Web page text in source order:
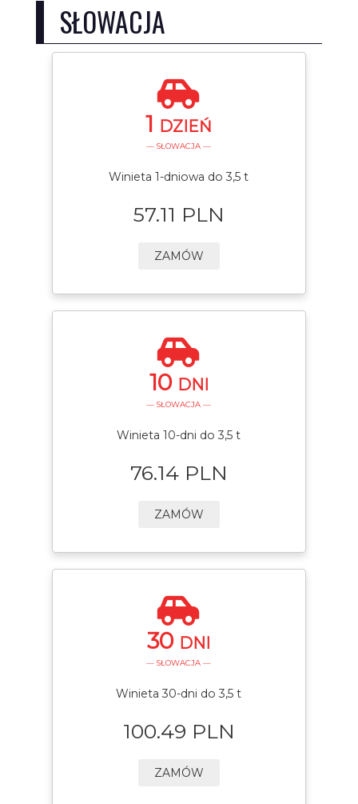
SŁOWACJA
1 DZIEŃ
— SŁOWACJA —
Winieta 1-dniowa do 3,5 t
57.11 PLN
ZAMÓW
10 DNI
— SŁOWACJA —
Winieta 10-dni do 3,5 t
76.14 PLN
ZAMÓW
30 DNI
— SŁOWACJA —
Winieta 30-dni do 3,5 t
100.49 PLN
ZAMÓW